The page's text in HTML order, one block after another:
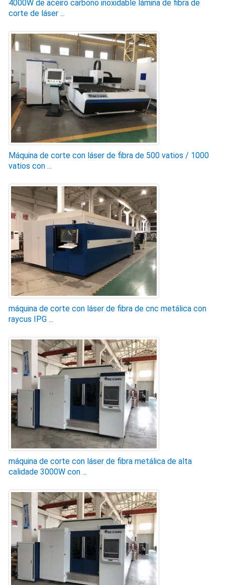
4000W de aceiro carbono inoxidable lámina de fibra de
corte de láser ...
Máquina de corte con láser de fibra de 500 vatios / 1000
vatios con ...
máquina de corte con láser de fibra de cnc metálica con
raycus IPG ...
máquina de corte con láser de fibra metálica de alta
calidade 3000W con ...